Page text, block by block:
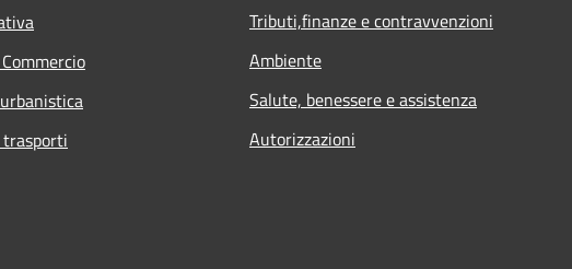
Tributi,finanze e contravvenzioni
Ambiente
Salute, benessere e assistenza
Autorizzazioni